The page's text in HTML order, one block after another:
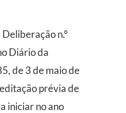
n.º
Diário da
de 3 de maio de
prévia de
iniciar no ano